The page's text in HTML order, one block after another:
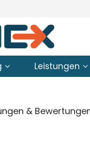
Leistungen
&